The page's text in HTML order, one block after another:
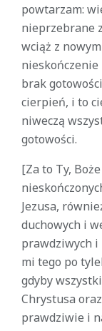
powtarzam:
nieprzebrane
wciąż z
nieskończenie
brak
cierpień, i to
niweczą
gotowości.
[Za to Ty,
Jezusa,
duchowych i
prawdziwych i
mi tego po
gdyby
Chrystusa
prawdziwie i